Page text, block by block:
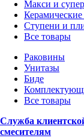
Макси и
Ступени и
Все товары
Раковины
Унитазы
Биде
Все товары
Служба
смесителям